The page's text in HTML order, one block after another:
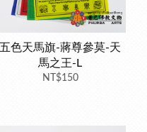
五色天馬旗-蔣尊參莫-天
馬之王-L
NT$150